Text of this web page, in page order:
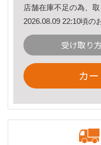
店舗在庫不足の為、
2026.08.09 22:10頃の
受け取り
カ